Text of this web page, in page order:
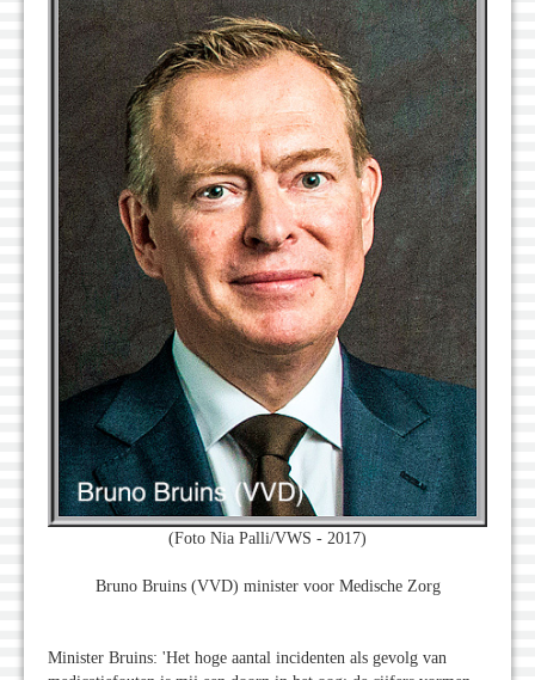
(Foto Nia Palli/VWS - 2017)
Bruno Bruins (VVD) minister voor Medische Zorg
Minister Bruins: 'Het hoge aantal incidenten als gevolg van